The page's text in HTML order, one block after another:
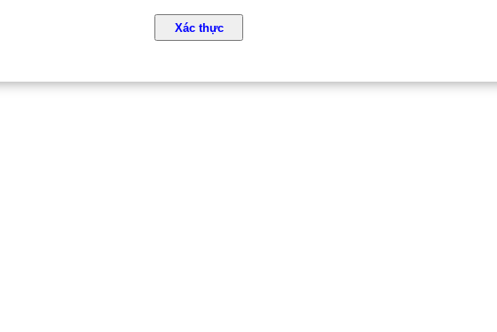
Xác thực